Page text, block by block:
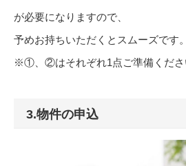
が必要になりますので、
予めお持ちいただくとスムーズです。
※①、②はそれぞれ1点ご準備くださ
3.物件の申込